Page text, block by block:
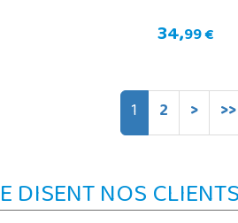
34,99 €
1 2 > >>
DISENT NOS